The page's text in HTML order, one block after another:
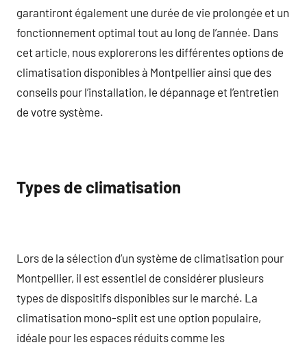
garantiront également une durée de vie prolongée et un
fonctionnement optimal tout au long de l’année. Dans
cet article, nous explorerons les différentes options de
climatisation disponibles à Montpellier ainsi que des
conseils pour l’installation, le dépannage et l’entretien
de votre système.
Types de climatisation
Lors de la sélection d’un système de climatisation pour
Montpellier, il est essentiel de considérer plusieurs
types de dispositifs disponibles sur le marché. La
climatisation mono-split est une option populaire,
idéale pour les espaces réduits comme les